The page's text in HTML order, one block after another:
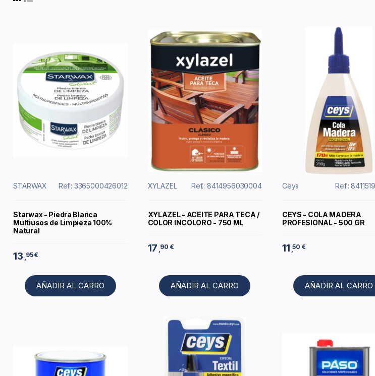
STARWAX Ref.: 3365000426012
Starwax - Piedra Blanca
Multiusos de Limpieza 100%
Natural
13 ,95 €
AÑADIR AL CARRO
XYLAZEL Ref.: 8414956030004
XYLAZEL - ACEITE PARA TECA /
COLOR INCOLORO - 750 ML
17 ,90 €
AÑADIR AL CARRO
Ceys Ref.:
CEYS - COLA MADERA
PROFESIONAL - 500 GR
11 ,50 €
AÑADIR AL CARRO